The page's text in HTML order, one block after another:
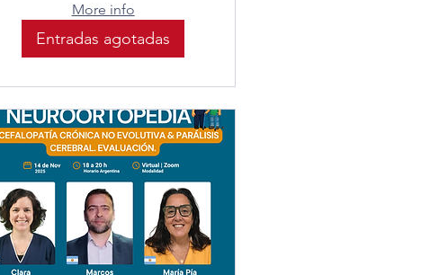
More info
Entradas agotadas